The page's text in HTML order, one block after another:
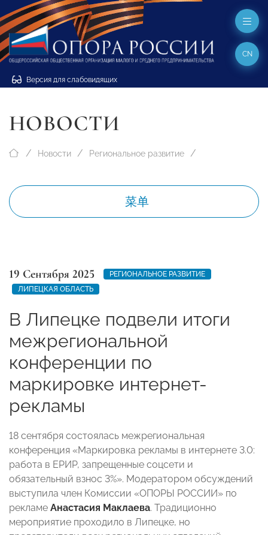
Версия для слабовидящих
CN
НОВОСТИ
Новости Региональное развитие
菜单
19 Сентября 2025
РЕГИОНАЛЬНОЕ РАЗВИТИЕ
ЛИПЕЦКАЯ ОБЛАСТЬ
В Липецке подвели итоги
межрегиональной
конференции по
маркировке интернет-
рекламы
18 сентября состоялась межрегиональная
конференция «Маркировка рекламы в интернете 3.0:
работа в ЕРИР, запрещенные соцсети и
обязательный взнос 3%». Модератором обсуждений
выступила член Комиссии «ОПОРЫ РОССИИ» по
рекламе Анастасия Маклаева. Традиционно
мероприятие проходило в Липецке, но